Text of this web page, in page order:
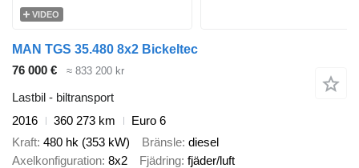
VIDEO
MAN TGS 35.480 8x2 Bickeltec
76 000 €
≈ 833 200 kr
Lastbil - biltransport
2016
360 273 km
Euro 6
Kraft 480 hk (353 kW) Bränsle diesel
Axelkonfiguration 8x2 Fjädring fjäder/luft